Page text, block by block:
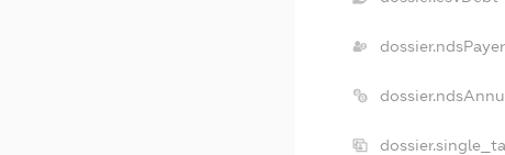
dossier.ndsPayer